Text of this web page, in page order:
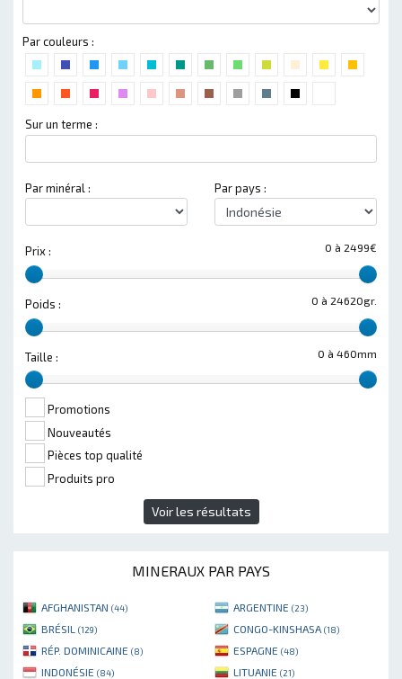
Par couleurs :
Sur un terme :
Par minéral : Par pays :
0 à 2499€
Prix :
0 à 24620gr.
Poids :
0 à 460mm
Taille :
Promotions
Nouveautés
Pièces top qualité
Produits pro
Voir les résultats
MINERAUX PAR PAYS
AFGHANISTAN (44) ARGENTINE (23)
BRÉSIL (129) CONGO-KINSHASA (18)
RÉP. DOMINICAINE (8) ESPAGNE (48)
INDONÉSIE (84) LITUANIE (21)